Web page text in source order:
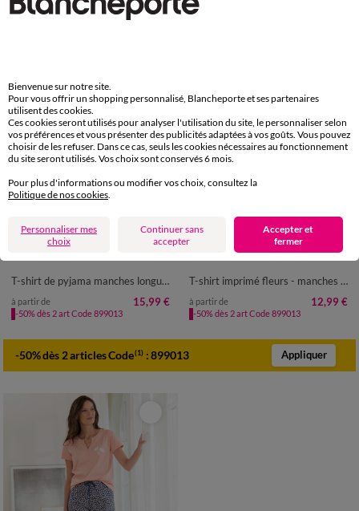
T-shirt de pyjama manches longues imprimé "fleurs"
à partir de 15,99 €
-50% dès 2 art Code 899013
38/40 42/44 46/48
T-shirt imprimé fleurs - manches courtes
à partir de 12,99 €
-50% dès 2 art Code 899013
-50% dès 2 articles Code(1) :899013 Appliquer
Bienvenue sur notre site.
Pour vous offrir un shopping personnalisé, Blancheporte et ses partenaires
utilisent des cookies.
Ces cookies seront utilisés pour analyser l'utilisation du site, le personnaliser selon
vos préférences et vous présenter des publicités adaptées à vos goûts. Vous pouvez
choisir de les refuser. Dans ce cas, seuls les cookies nécessaires au fonctionnement
du site seront utilisés. Vos choix sont conservés 6 mois.
Pour plus d'informations ou modifier vos choix, consultez la
Politique de nos cookies.
Personnaliser mes
choix
Continuer sans
accepter
Accepter et
fermer